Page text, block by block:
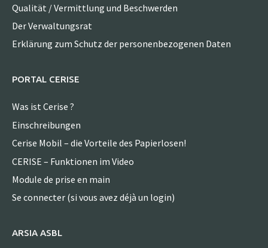
Qualität / Vermittlung und Beschwerden
Der Verwaltungsrat
Erklärung zum Schutz der personenbezogenen Daten
PORTAL CERISE
Was ist Cerise ?
Einschreibungen
Cerise Mobil – die Vorteile des Papierlosen!
CERISE – Funktionen im Video
Module de prise en main
Se connecter (si vous avez déjà un login)
ARSIA ASBL